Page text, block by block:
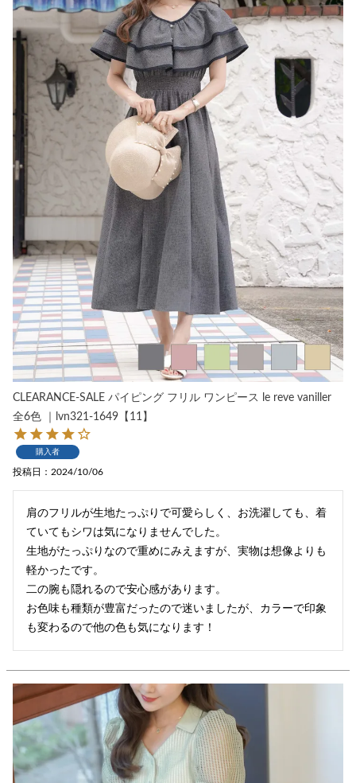
CLEARANCE-SALE パイピング フリル ワンピース le reve vaniller
全6色 ｜lvn321-1649【11】
購入者
投稿日 2024/10/06
肩のフリルが生地たっぷりで可愛らしく、お洗濯しても、着
ていてもシワは気になりませんでした。
生地がたっぷりなので重めにみえますが、実物は想像よりも
軽かったです。
二の腕も隠れるので安心感があります。
お色味も種類が豊富だったので迷いましたが、カラーで印象